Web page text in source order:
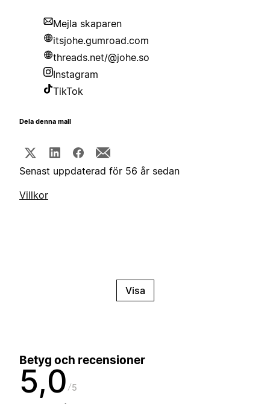
Mejla skaparen
itsjohe.gumroad.com
threads.net/@johe.so
Instagram
TikTok
Dela denna mall
Senast uppdaterad för 56 år sedan
Villkor
Visa
Betyg och recensioner
5,0 5